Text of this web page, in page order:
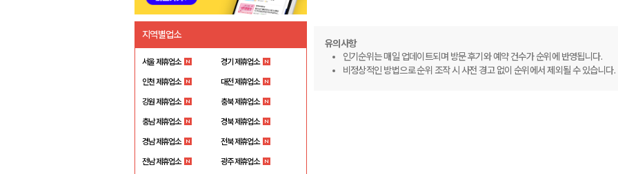
지역별업소
서울 제휴업소 경기 제휴업소
인천 제휴업소 대전 제휴업소
강원 제휴업소 충북 제휴업소
충남 제휴업소 경북 제휴업소
경남 제휴업소 전북 제휴업소
전남 제휴업소 광주 제휴업소
유의사항
인기순위는 매일 업데이트되며 방문 후기와 예약 건수가 순위에 반영됩니다.
비정상적인 방법으로 순위 조작 시 사전 경고 없이 순위에서 제외될 수 있습니다.